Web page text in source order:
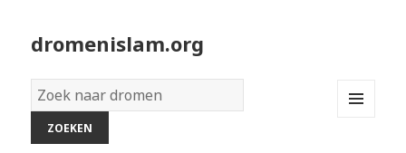
dromenislam.org
Woordenboek
van
dromen: